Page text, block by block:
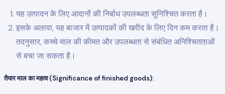
यह उत्पादन के लिए आदानों की निर्बाध उपलब्धता सुनिश्चित करता है।
इसके अलावा, यह बाजार में उत्पादकों की खरीद के लिए दिन कम करता है।
तदनुसार, कच्चे माल की कीमत और उपलब्धता से संबंधित अनिश्चितताओं
से बचा जा सकता है।
तैयार माल का महत्व (Significance of finished goods):